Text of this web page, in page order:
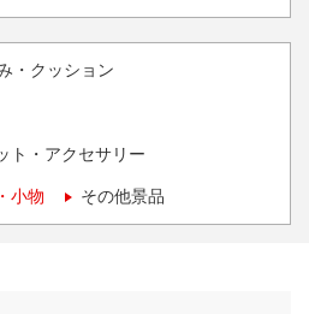
・クッション
ト・アクセサリー
小物 その他景品